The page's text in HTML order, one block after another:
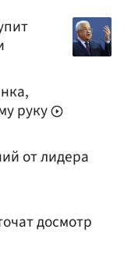
руку
от лидера
досмотр